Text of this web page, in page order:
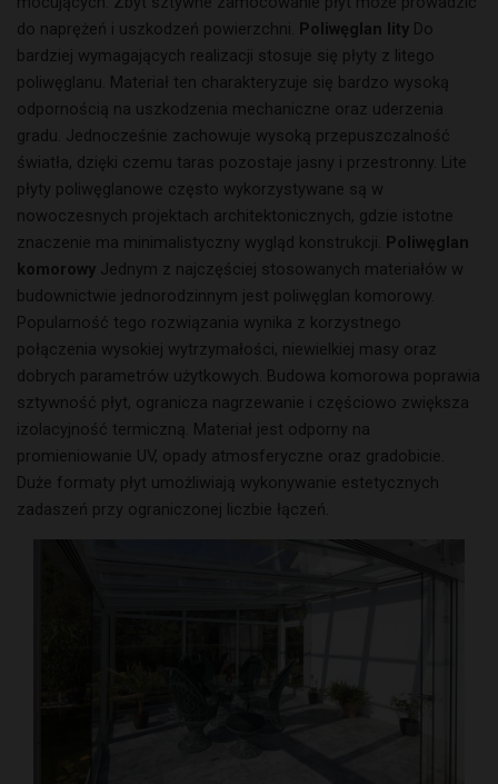
do naprężeń i uszkodzeń powierzchni. Poliwęglan lity Do
bardziej wymagających realizacji stosuje się płyty z litego
poliwęglanu. Materiał ten charakteryzuje się bardzo wysoką
odpornością na uszkodzenia mechaniczne oraz uderzenia
gradu. Jednocześnie zachowuje wysoką przepuszczalność
światła, dzięki czemu taras pozostaje jasny i przestronny. Lite
płyty poliwęglanowe często wykorzystywane są w
nowoczesnych projektach architektonicznych, gdzie istotne
znaczenie ma minimalistyczny wygląd konstrukcji. Poliwęglan
komorowy Jednym z najczęściej stosowanych materiałów w
budownictwie jednorodzinnym jest poliwęglan komorowy.
Popularność tego rozwiązania wynika z korzystnego
połączenia wysokiej wytrzymałości, niewielkiej masy oraz
dobrych parametrów użytkowych. Budowa komorowa poprawia
sztywność płyt, ogranicza nagrzewanie i częściowo zwiększa
izolacyjność termiczną. Materiał jest odporny na
promieniowanie UV, opady atmosferyczne oraz gradobicie.
Duże formaty płyt umożliwiają wykonywanie estetycznych
zadaszeń przy ograniczonej liczbie łączeń.